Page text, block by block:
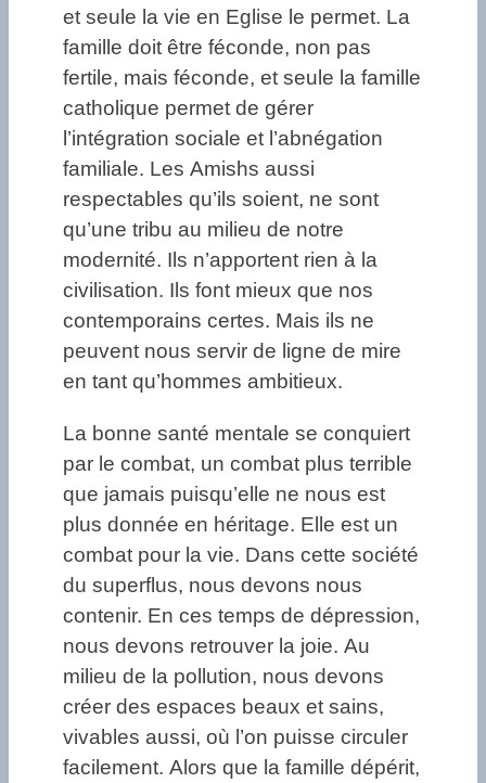
et seule la vie en Eglise le permet. La
famille doit être féconde, non pas
fertile, mais féconde, et seule la famille
catholique permet de gérer
l’intégration sociale et l’abnégation
familiale. Les Amishs aussi
respectables qu’ils soient, ne sont
qu’une tribu au milieu de notre
modernité. Ils n’apportent rien à la
civilisation. Ils font mieux que nos
contemporains certes. Mais ils ne
peuvent nous servir de ligne de mire
en tant qu’hommes ambitieux.
La bonne santé mentale se conquiert
par le combat, un combat plus terrible
que jamais puisqu’elle ne nous est
plus donnée en héritage. Elle est un
combat pour la vie. Dans cette société
du superflus, nous devons nous
contenir. En ces temps de dépression,
nous devons retrouver la joie. Au
milieu de la pollution, nous devons
créer des espaces beaux et sains,
vivables aussi, où l’on puisse circuler
facilement. Alors que la famille dépérit,